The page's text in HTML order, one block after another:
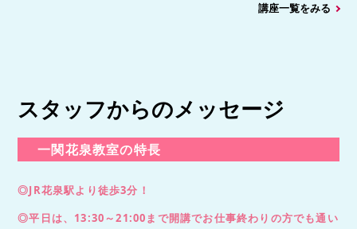
講座一覧をみる
スタッフからのメッセージ
一関花泉教室の特長
◎JR花泉駅より徒歩3分！
◎平日は、13:30～21:00まで開講でお仕事終わりの方でも通い